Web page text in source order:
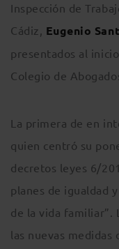
Inspección de
Cádiz, Eugenio
presentados al
Colegio de
La primera de en
quien centró su
decretos leyes 6/
planes de igualdad
de la vida familiar”.
las nuevas medidas